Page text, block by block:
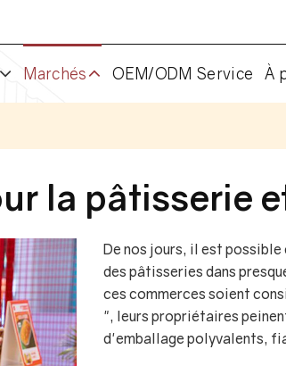
Marchés OEM/ODM Service À
la pâtisserie
De nos jours, il est
des pâtisseries dans
ces commerces soient
", leurs propriétaires
d'emballage polyvalents,